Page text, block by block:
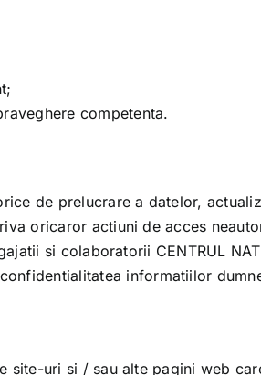
competenta.
de prelucrare a datelor,
oricaror actiuni de acces
si colaboratorii CENTRUL
informatiilor
site-uri si / sau alte pagini web